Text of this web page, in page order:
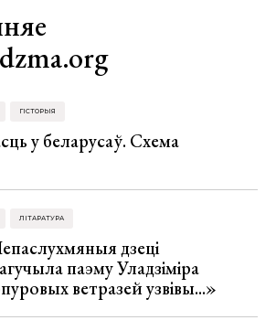
ГІСТОРЫЯ
у беларусаў. Схема
ЛІТАРАТУРА
дзеці
паэму Уладзіміра
ветразей узвівы...»